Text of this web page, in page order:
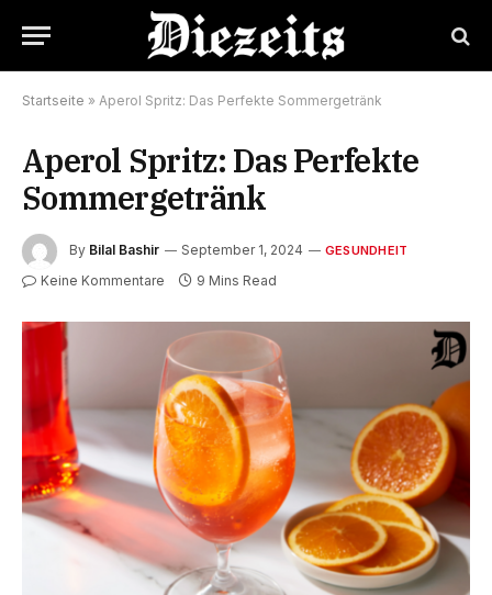
Startseite » Aperol Spritz: Das Perfekte Sommergetränk
Aperol Spritz: Das Perfekte
Sommergetränk
By Bilal Bashir September 1, 2024 GESUNDHEIT
Keine Kommentare 9 Mins Read